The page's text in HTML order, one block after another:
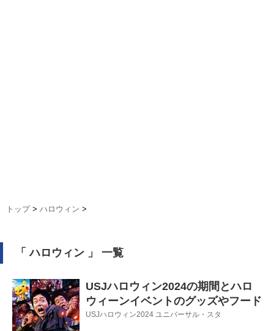
トップ > ハロウィン >
「 ハロウィン 」 一覧
USJハロウィン2024の期間とハロ
ウィーンイベントのグッズやフード
USJハロウィン2024 ユニバーサル・スタ